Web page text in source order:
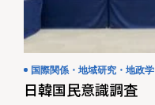
国際関係・地域研究・地政学
日韓国民意識調査